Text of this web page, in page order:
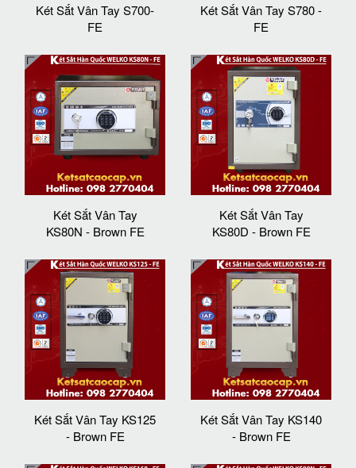
Két Sắt Vân Tay S700-
FE
Két Sắt Vân Tay S780 -
FE
Két Sắt Vân Tay
KS80N - Brown FE
Két Sắt Vân Tay
KS80D - Brown FE
Két Sắt Vân Tay KS125
- Brown FE
Két Sắt Vân Tay KS140
- Brown FE